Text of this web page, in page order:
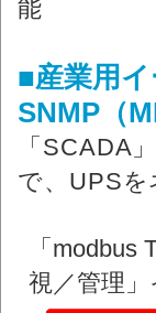
能
■産業用
SNMP（
「SCADA
で、UPS
「
視／管理